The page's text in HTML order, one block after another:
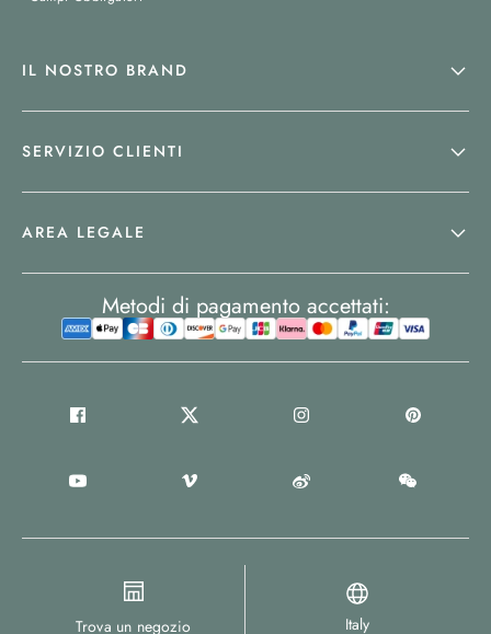
IL NOSTRO BRAND
SERVIZIO CLIENTI
AREA LEGALE
Trova un negozio Italy
Metodi di pagamento accettati: